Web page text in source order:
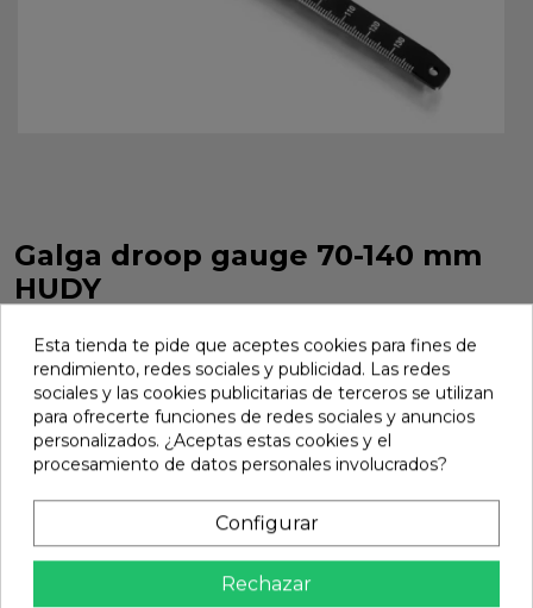
Galga droop gauge 70-140 mm
HUDY
Marca: Hudy Ref:
25,63 €
Esta tienda te pide que aceptes cookies para fines de
rendimiento, redes sociales y publicidad. Las redes
sociales y las cookies publicitarias de terceros se utilizan
para ofrecerte funciones de redes sociales y anuncios
personalizados. ¿Aceptas estas cookies y el
procesamiento de datos personales involucrados?
Configurar
Rechazar